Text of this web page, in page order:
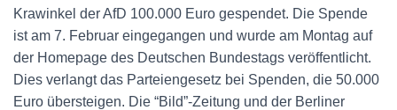
Krawinkel der AfD 100.000 Euro gespendet. Die Spende
ist am 7. Februar eingegangen und wurde am Montag auf
der Homepage des Deutschen Bundestags veröffentlicht.
Dies verlangt das Parteiengesetz bei Spenden, die 50.000
Euro übersteigen. Die “Bild”-Zeitung und der Berliner